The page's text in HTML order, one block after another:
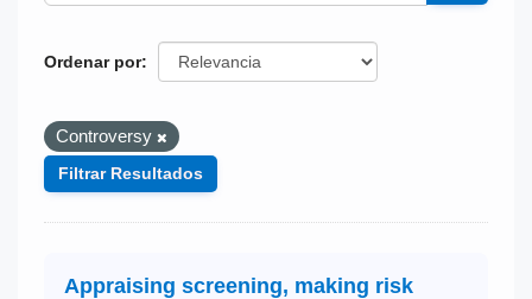
Ordenar por
Controversy
Filtrar Resultados
Appraising screening, making risk